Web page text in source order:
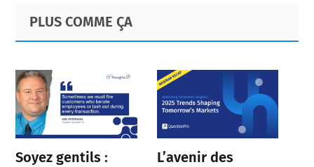
Primary
Sidebar
Footer
PLUS COMME ÇA
Soyez gentils :
L’avenir des